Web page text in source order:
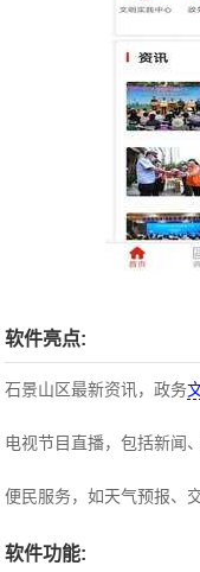
软件亮点:
石景山区最新资讯，政务
电视节目直播，包括新闻
便民服务，如天气预报、
软件功能: